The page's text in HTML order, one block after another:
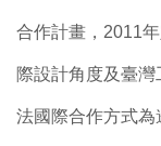
合作計畫，2011
際設計角度及臺
法國際合作方式